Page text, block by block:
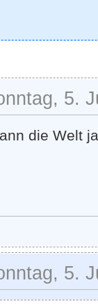
5.
die Welt
5.